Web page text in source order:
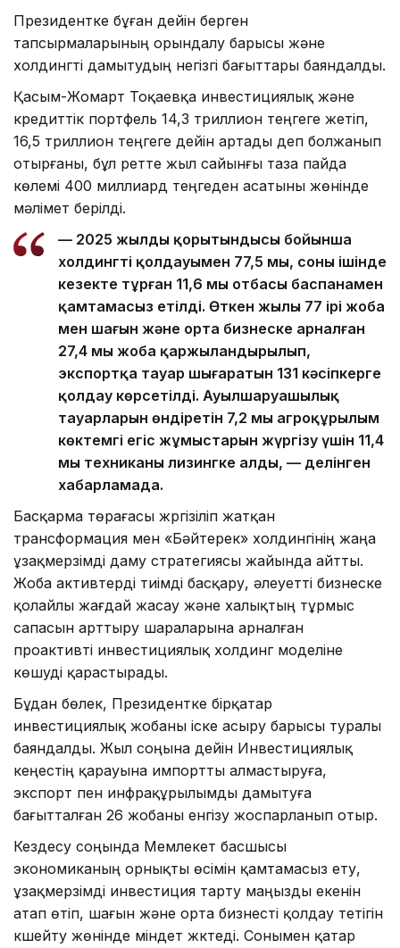
Президентке бұған дейін берген
тапсырмаларының орындалу барысы және
холдингті дамытудың негізгі бағыттары баяндалды.
Қасым-Жомарт Тоқаевқа инвестициялық және
кредиттік портфель 14,3 триллион теңгеге жетіп,
16,5 триллион теңгеге дейін артады деп болжанып
отырғаны, бұл ретте жыл сайынғы таза пайда
көлемі 400 миллиард теңгеден асатыны жөнінде
мәлімет берілді.
— 2025 жылдың қорытындысы бойынша
холдингтің қолдауымен 77,5 мың, соның ішінде
кезекте тұрған 11,6 мың отбасы баспанамен
қамтамасыз етілді. Өткен жылы 77 ірі жоба
мен шағын және орта бизнеске арналған
27,4 мың жоба қаржыландырылып,
экспортқа тауар шығаратын 131 кәсіпкерге
қолдау көрсетілді. Ауылшаруашылық
тауарларын өндіретін 7,2 мың агроқұрылым
көктемгі егіс жұмыстарын жүргізу үшін 11,4
мың техниканы лизингке алды, — делінген
хабарламада.
Басқарма төрағасы жүргізіліп жатқан
трансформация мен «Бәйтерек» холдингінің жаңа
ұзақмерзімді даму стратегиясы жайында айтты.
Жоба активтерді тиімді басқару, әлеуетті бизнеске
қолайлы жағдай жасау және халықтың тұрмыс
сапасын арттыру шараларына арналған
проактивті инвестициялық холдинг моделіне
көшуді қарастырады.
Бұдан бөлек, Президентке бірқатар
инвестициялық жобаны іске асыру барысы туралы
баяндалды. Жыл соңына дейін Инвестициялық
кеңестің қарауына импортты алмастыруға,
экспорт пен инфрақұрылымды дамытуға
бағытталған 26 жобаны енгізу жоспарланып отыр.
Кездесу соңында Мемлекет басшысы
экономиканың орнықты өсімін қамтамасыз ету,
ұзақмерзімді инвестиция тарту маңызды екенін
атап өтіп, шағын және орта бизнесті қолдау тетігін
күшейту жөнінде міндет жүктеді. Сонымен қатар